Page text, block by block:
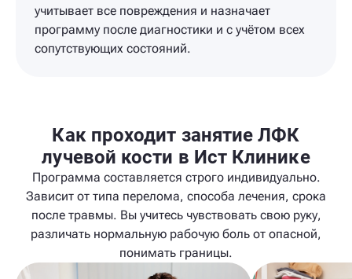
учитывает все повреждения и назначает
программу после диагностики и с учётом всех
сопутствующих состояний.
Как проходит занятие ЛФК
лучевой кости в Ист Клинике
Программа составляется строго индивидуально.
Зависит от типа перелома, способа лечения, срока
после травмы. Вы учитесь чувствовать свою руку,
различать нормальную рабочую боль от опасной,
понимать границы.